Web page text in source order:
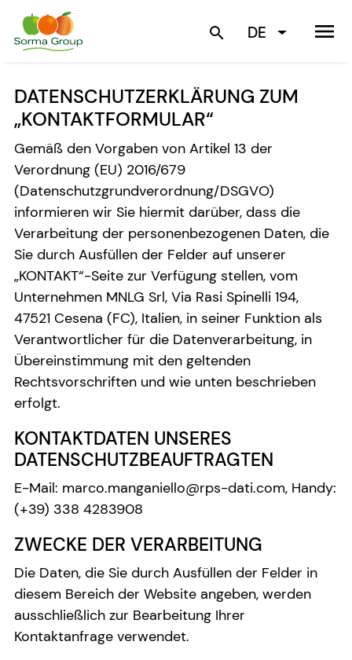
search DE menu
DATENSCHUTZERKLÄRUNG ZUM
„KONTAKTFORMULAR“
Gemäß den Vorgaben von Artikel 13 der
Verordnung (EU) 2016/679
(Datenschutzgrundverordnung/DSGVO)
informieren wir Sie hiermit darüber, dass die
Verarbeitung der personenbezogenen Daten, die
Sie durch Ausfüllen der Felder auf unserer
„KONTAKT“-Seite zur Verfügung stellen, vom
Unternehmen MNLG Srl, Via Rasi Spinelli 194,
47521 Cesena (FC), Italien, in seiner Funktion als
Verantwortlicher für die Datenverarbeitung, in
Übereinstimmung mit den geltenden
Rechtsvorschriften und wie unten beschrieben
erfolgt.
KONTAKTDATEN UNSERES
DATENSCHUTZBEAUFTRAGTEN
E-Mail: marco.manganiello@rps-dati.com, Handy:
(+39) 338 4283908
ZWECKE DER VERARBEITUNG
Die Daten, die Sie durch Ausfüllen der Felder in
diesem Bereich der Website angeben, werden
ausschließlich zur Bearbeitung Ihrer
Kontaktanfrage verwendet.